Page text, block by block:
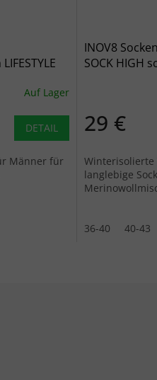
Auf Lager
DETAIL
Männer für
INOV8
SOCK HIGH
29 €
Winterisolierte
langlebige
36-40 40-43